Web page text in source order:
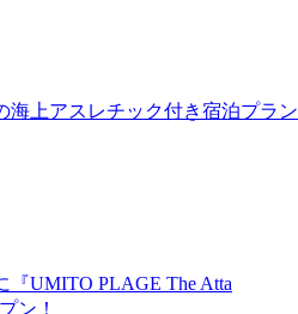
海上アスレチック付き宿泊プラン
UMITO PLAGE The Atta
ン！